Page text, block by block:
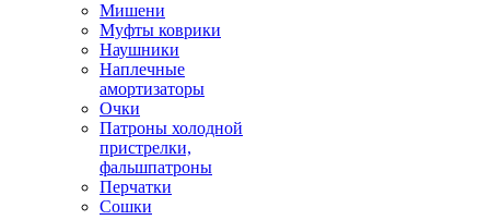
Мишени
Муфты коврики
Наушники
Наплечные
амортизаторы
Очки
Патроны холодной
пристрелки,
фальшпатроны
Перчатки
Сошки